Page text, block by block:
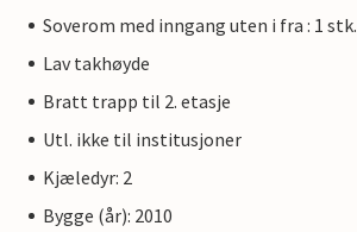
Soverom med inngang uten i fra : 1 stk.
Lav takhøyde
Bratt trapp til 2. etasje
Utl. ikke til institusjoner
Kjæledyr: 2
Bygge (år): 2010